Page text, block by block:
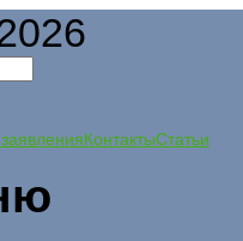
КонтактыСтатьи